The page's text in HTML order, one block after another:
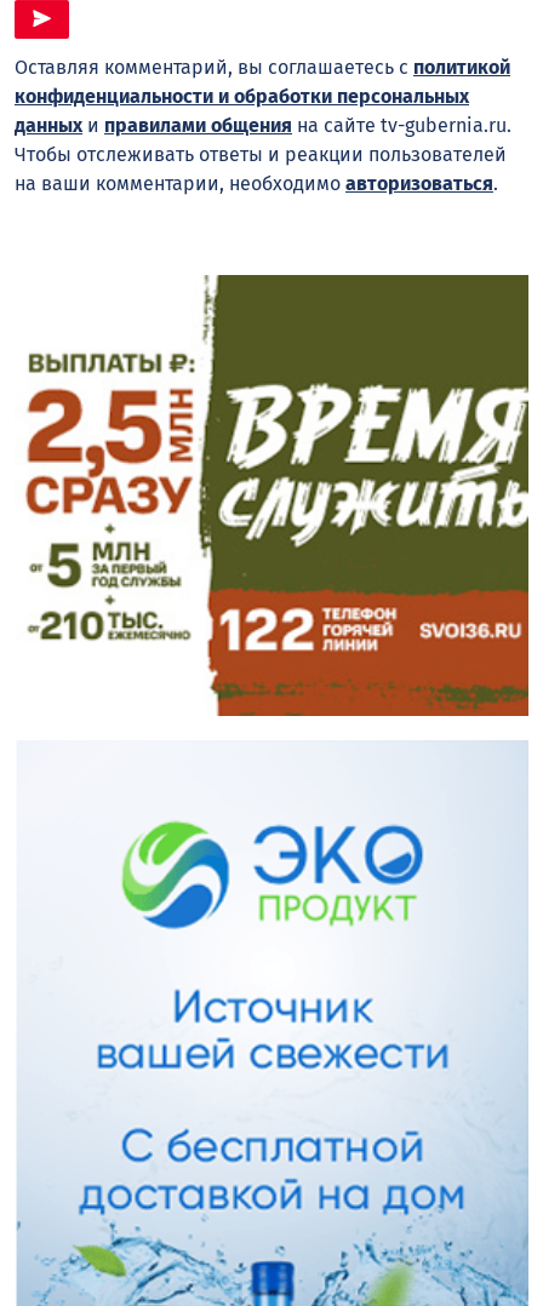
Оставляя комментарий, вы соглашаетесь с политикой
конфиденциальности и обработки персональных
данныхи правилами общения на сайте tv-gubernia.ru.
Чтобы отслеживать ответы и реакции пользователей
на ваши комментарии, необходимо авторизоваться.